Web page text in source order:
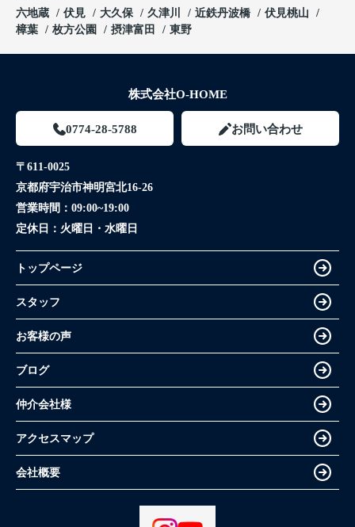
六地蔵
伏見 大久保 久津川 近鉄丹波橋
伏見桃山
樟葉
枚方公園 摂津富田 東野
株式会社O-HOME
0774-28-5788 お問い合わせ
〒611-0025
京都府宇治市神明宮北16-26
営業時間： 09:00~19:00
定休日： 火曜日・水曜日
トップページ
スタッフ
お客様の声
ブログ
仲介会社様
アクセスマップ
会社概要